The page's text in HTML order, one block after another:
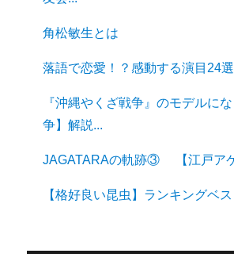
角松敏生とは
落語で恋愛！？感動する演目24
『沖縄やくざ戦争』のモデルに
争】解説...
JAGATARAの軌跡③ 【江戸ア
【格好良い昆虫】ランキングベ